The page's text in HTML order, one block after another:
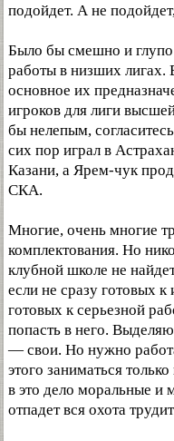
подойдет. А не
Было бы смешно и глупо
работы в низших лигах.
основное их
игроков для лиги
бы нелепым,
сих пор играл в
Казани, а Ярем-чук
СКА.
Многие, очень многие
комплектования. Но
клубной школе не
если не сразу готовых
готовых к серьезной
попасть в него.
— свои. Но нужно
этого заниматься
в это дело моральные и
отпадет вся охота